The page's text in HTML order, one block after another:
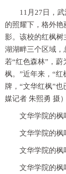
11月27日，
的照耀下，格外
影。该校的红枫树
湖湖畔三个区域，
若“红色森林”，
枫。”近年来，“
牌，“文华红枫”
媒记者 朱熙勇 摄）
文华学院的枫
文华学院的枫
文华学院的枫
文华学院的枫